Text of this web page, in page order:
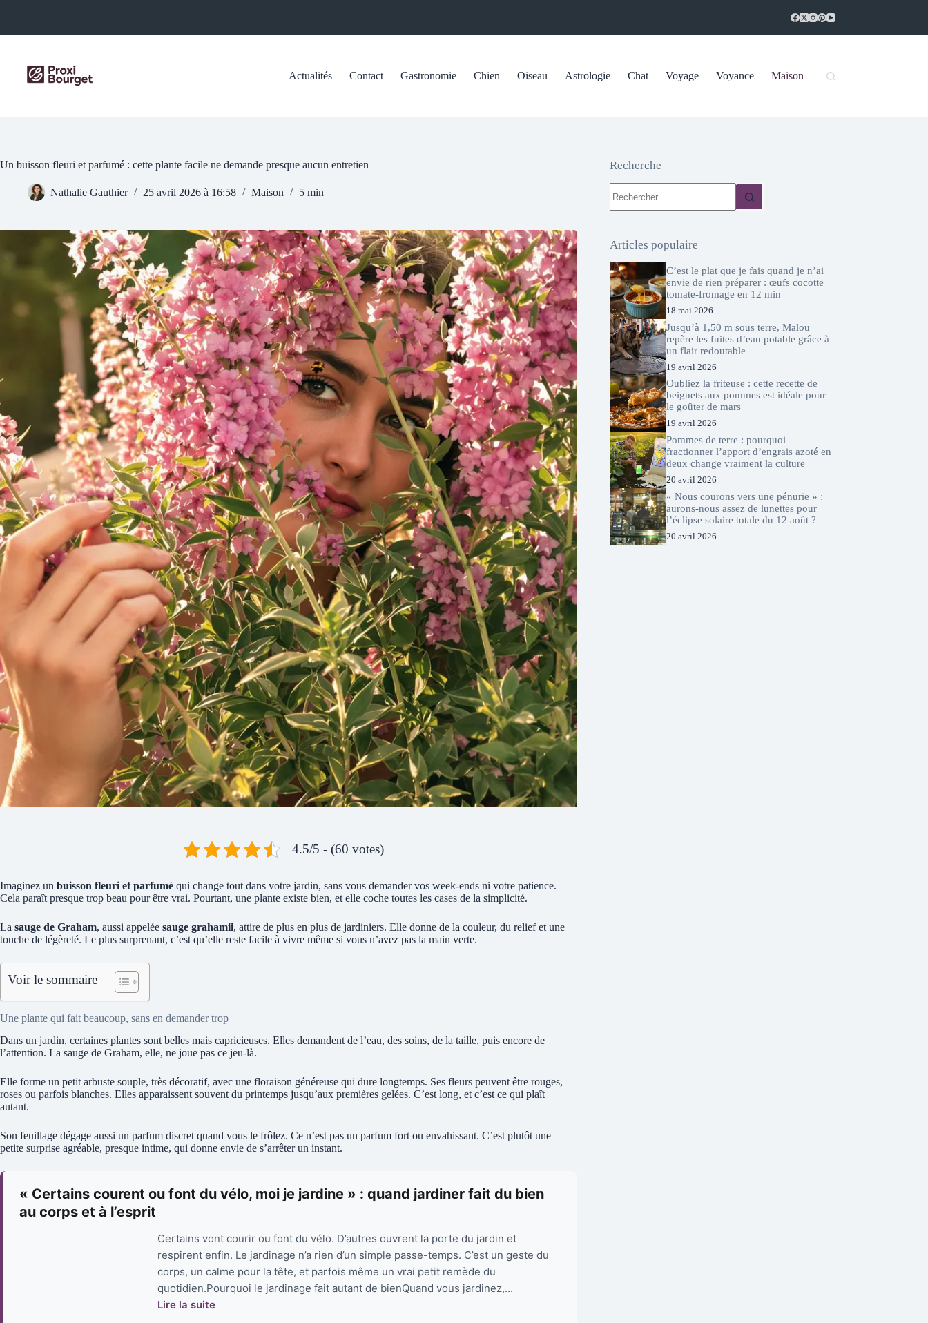
Actualités Contact Gastronomie Chien Oiseau Astrologie Chat Voyage Voyance Maison
Un buisson fleuri et parfumé : cette plante facile ne demande presque aucun entretien
Nathalie Gauthier 25 avril 2026 à 16:58 Maison 5 min
4.5/5 - (60 votes)
Imaginez un buisson fleuri et parfumé qui change tout dans votre jardin, sans vous demander vos week-ends ni votre patience.
Cela paraît presque trop beau pour être vrai. Pourtant, une plante existe bien, et elle coche toutes les cases de la simplicité.
La sauge de Graham, aussi appelée sauge grahamii, attire de plus en plus de jardiniers. Elle donne de la couleur, du relief et une
touche de légèreté. Le plus surprenant, c’est qu’elle reste facile à vivre même si vous n’avez pas la main verte.
Voir le sommaire
Une plante qui fait beaucoup, sans en demander trop
Dans un jardin, certaines plantes sont belles mais capricieuses. Elles demandent de l’eau, des soins, de la taille, puis encore de
l’attention. La sauge de Graham, elle, ne joue pas ce jeu-là.
Elle forme un petit arbuste souple, très décoratif, avec une floraison généreuse qui dure longtemps. Ses fleurs peuvent être rouges,
roses ou parfois blanches. Elles apparaissent souvent du printemps jusqu’aux premières gelées. C’est long, et c’est ce qui plaît
autant.
Son feuillage dégage aussi un parfum discret quand vous le frôlez. Ce n’est pas un parfum fort ou envahissant. C’est plutôt une
petite surprise agréable, presque intime, qui donne envie de s’arrêter un instant.
« Certains courent ou font du vélo, moi je jardine » : quand jardiner fait du bien
au corps et à l’esprit
Certains vont courir ou font du vélo. D’autres ouvrent la porte du jardin et
respirent enfin. Le jardinage n’a rien d’un simple passe-temps. C’est un geste du
corps, un calme pour la tête, et parfois même un vrai petit remède du
quotidien.Pourquoi le jardinage fait autant de bienQuand vous jardinez,...
Lire la suite
Recherche
résultat
Articles populaire
C’est le plat que je fais quand je n’ai
envie de rien préparer : œufs cocotte
tomate-fromage en 12 min
18 mai 2026
Jusqu’à 1,50 m sous terre, Malou
repère les fuites d’eau potable grâce à
un flair redoutable
19 avril 2026
Oubliez la friteuse : cette recette de
beignets aux pommes est idéale pour
le goûter de mars
19 avril 2026
Pommes de terre : pourquoi
fractionner l’apport d’engrais azoté en
deux change vraiment la culture
20 avril 2026
« Nous courons vers une pénurie » :
aurons-nous assez de lunettes pour
l’éclipse solaire totale du 12 août ?
20 avril 2026